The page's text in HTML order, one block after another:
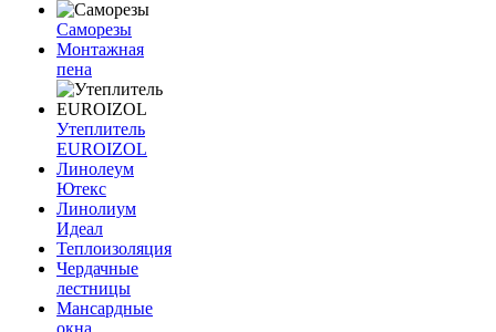
Саморезы
Монтажная
пена
Утеплитель
EUROIZOL
Линолеум
Ютекс
Линолиум
Идеал
Теплоизоляция
Чердачные
лестницы
Мансардные
окна